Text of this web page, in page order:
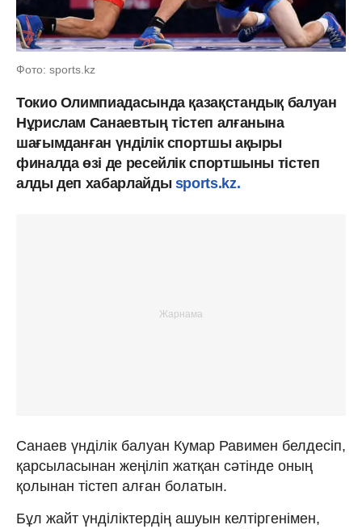
Фото: sports.kz
Токио Олимпиадасында қазақстандық балуан
Нұрислам Санаевтың тістеп алғанына
шағымданған үнділік спортшы ақыры
финалда өзі де ресейлік спортшыны тістеп
алды деп хабарлайдыsports.kz.
Санаев үнділік балуан Кумар Равимен белдесіп,
қарсыласынан жеңіліп жатқан сәтінде оның
қолынан тістеп алған болатын.
Бұл жайт үнділіктердің ашуын келтіргенімен,